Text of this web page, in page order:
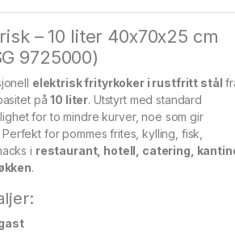
– 10 liter 40x70x25 cm
9725000)
elektrisk frityrkoker i rustfritt stål
på10 liter. Utstyrt med standard
for to mindre kurver, noe som gir
for pommes frites, kylling, fisk,
i restaurant, hotell, catering,
.